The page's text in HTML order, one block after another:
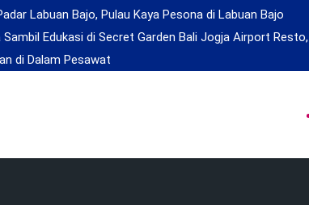
Labuan Bajo, Pulau Kaya Pesona di Labuan Bajo
Edukasi di Secret Garden Bali Jogja Airport Resto,
di Dalam Pesawat